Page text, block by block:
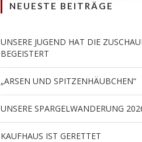
NEUESTE BEITRÄGE
UNSERE JUGEND HAT DIE
BEGEISTERT
„ARSEN UND SPITZENHÄUBCHEN“
UNSERE SPARGELWANDERUNG
KAUFHAUS IST GERETTET